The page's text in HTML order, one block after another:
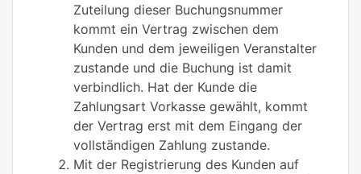
Zuteilung dieser Buchungsnummer
kommt ein Vertrag zwischen dem
Kunden und dem jeweiligen Veranstalter
zustande und die Buchung ist damit
verbindlich. Hat der Kunde die
Zahlungsart Vorkasse gewählt, kommt
der Vertrag erst mit dem Eingang der
vollständigen Zahlung zustande.
Mit der Registrierung des Kunden auf